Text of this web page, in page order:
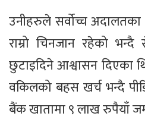
उनीहरुले सर्वोच्च
राम्रो चिनजान रहेको भन्दै
छुटाइदिने आश्वासन दिएका
वकिलको बहस खर्च भन्दै
बैंक खातामा ९ लाख रुपैयाँ